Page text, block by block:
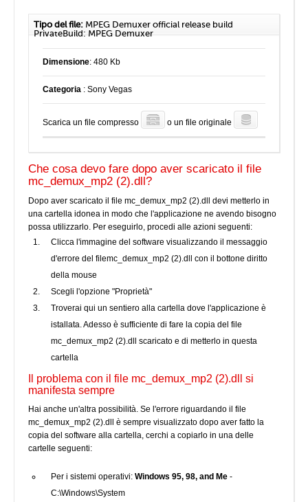
Tipo del file: MPEG Demuxer official release build
PrivateBuild: MPEG Demuxer
Dimensione: 480 Kb
Categoria : Sony Vegas
Scarica un file compresso o un file originale
Che cosa devo fare dopo aver scaricato il file
mc_demux_mp2 (2).dll?
Dopo aver scaricato il file mc_demux_mp2 (2).dll devi metterlo in
una cartella idonea in modo che l'applicazione ne avendo bisogno
possa utilizzarlo. Per eseguirlo, procedi alle azioni seguenti:
Clicca l'immagine del software visualizzando il messaggio
d'errore del filemc_demux_mp2 (2).dll con il bottone diritto
della mouse
Scegli l'opzione "Proprietà"
Troverai qui un sentiero alla cartella dove l'applicazione è
istallata. Adesso è sufficiente di fare la copia del file
mc_demux_mp2 (2).dll scaricato e di metterlo in questa
cartella
Il problema con il file mc_demux_mp2 (2).dll si
manifesta sempre
Hai anche un'altra possibilità. Se l'errore riguardando il file
mc_demux_mp2 (2).dll è sempre visualizzato dopo aver fatto la
copia del software alla cartella, cerchi a copiarlo in una delle
cartelle seguenti:
Per i sistemi operativi: Windows 95, 98, and Me -
C:\Windows\System